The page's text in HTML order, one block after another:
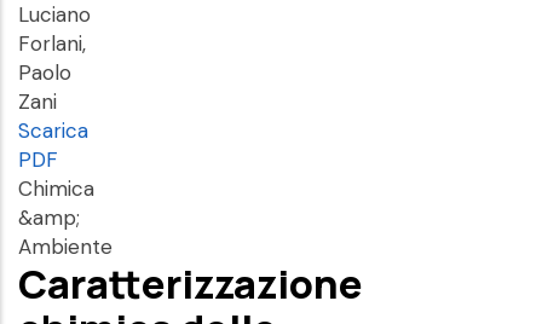
Luciano
Forlani,
Paolo
Zani
Scarica
PDF
Chimica
&amp;
Ambiente
Caratterizzazione